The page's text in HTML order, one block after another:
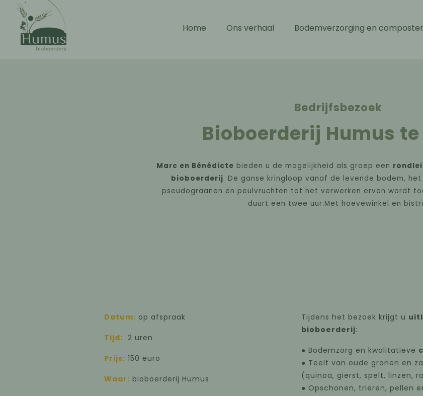
Home Ons verhaal Bodemverzorging en
Bedrijfsbezoek
Bioboerderij Humus
Marc en Bénédicte bieden u de mogelijkheid als groep een
bioboerderij. De ganse kringloop vanaf de levende bodem,
pseudograanen en peulvruchten tot het verwerken ervan wordt
duurt een twee uur.Met hoevewinkel en
Datum: op afspraak
Tijd: 2 uren
Prijs: 150 euro
Waar: bioboerderij Humus
Tijdens het bezoek krijgt u
bioboerderij:
● Bodemzorg en kwalitatieve
● Teelt van oude granen en
(quinoa, gierst, spelt, linzen,
● Opschonen, triëren, pellen